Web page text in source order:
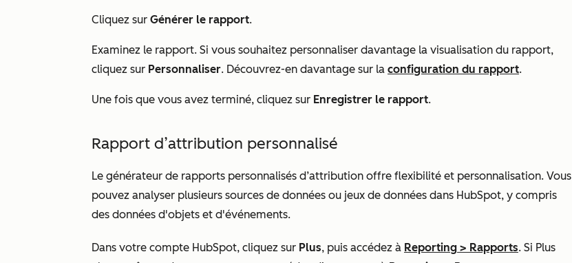
Cliquez sur Générer le rapport.
Examinez le rapport. Si vous souhaitez personnaliser davantage la visualisation du rapport,
cliquez sur Personnaliser. Découvrez-en davantage sur la configuration du rapport.
Une fois que vous avez terminé, cliquez sur Enregistrer le rapport.
Rapport d’attribution personnalisé
Le générateur de rapports personnalisés d’attribution offre flexibilité et personnalisation. Vous
pouvez analyser plusieurs sources de données ou jeux de données dans HubSpot, y compris
des données d'objets et d'événements.
Dans votre compte HubSpot, cliquez sur Plus, puis accédez à Reporting > Rapports. Si Plus